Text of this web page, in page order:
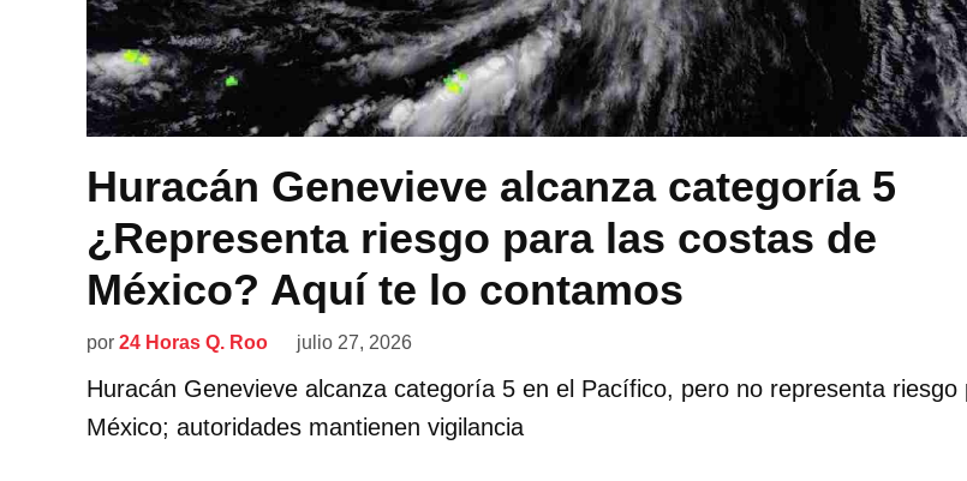
Huracán Genevieve alcanza categoría 5
¿Representa riesgo para las costas de
México? Aquí te lo contamos
por 24 Horas Q. Roo julio 27, 2026
Huracán Genevieve alcanza categoría 5 en el Pacífico, pero no representa riesgo
México; autoridades mantienen vigilancia